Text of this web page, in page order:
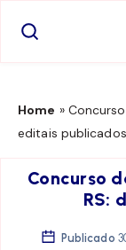
Home »
editais
Concurso
RS:
Publicado